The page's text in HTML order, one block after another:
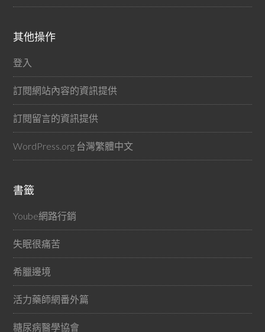
其他操作
登入
訂閱網站內容的資訊提供
訂閱留言的資訊提供
WordPress.org 台灣繁體中文
書籤
Yoube網路行銷
失眠很痛苦
希臘邊境
活力藥師網番外篇
糖尿病醫學協會